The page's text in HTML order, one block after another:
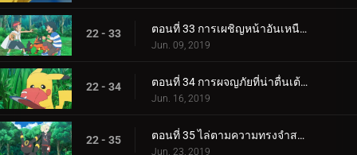
22 - 33 ตอนที่ 33 การเผชิญหน้าอันเหนือกาลเวลา!
Jun. 09, 2019
22 - 34 ตอนที่ 34 การผจญภัยที่น่าตื่นเต้นของปิกาจู!
Jun. 16, 2019
22 - 35 ตอนที่ 35 ไล่ตามความทรงจำสร้างความฝัน!
Jun. 23, 2019